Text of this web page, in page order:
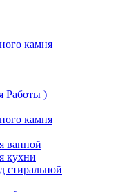
камня
Работы )
камня
ванной
кухни
стиральной